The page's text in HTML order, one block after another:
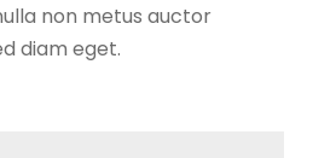
non metus auctor
diam eget.